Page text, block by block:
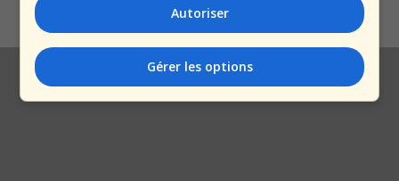
alxprss_sab - 2 décembre 2025
Autoriser
Gérer les options